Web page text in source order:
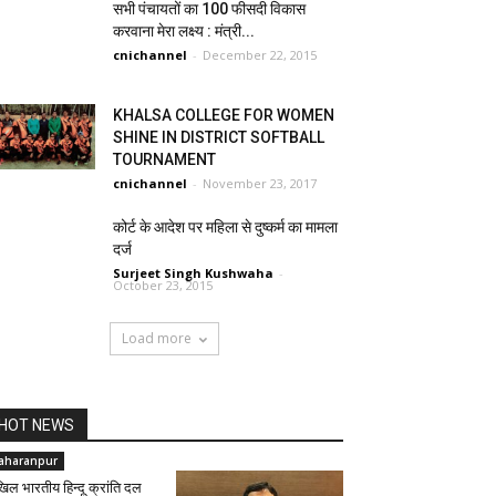
सभी पंचायतों का 100 फीसदी विकास
करवाना मेरा लक्ष्य : मंत्री...
cnichannel - December 22, 2015
KHALSA COLLEGE FOR WOMEN
SHINE IN DISTRICT SOFTBALL
TOURNAMENT
cnichannel - November 23, 2017
कोर्ट के आदेश पर महिला से दुष्कर्म का मामला
दर्ज
Surjeet Singh Kushwaha -
October 23, 2015
Load more
NEWS
भारतीय हिन्दू क्रांति दल